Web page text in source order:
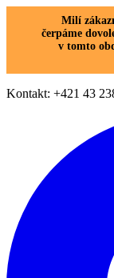
Milí
čerpáme
v tomto
Kontakt: +421 43